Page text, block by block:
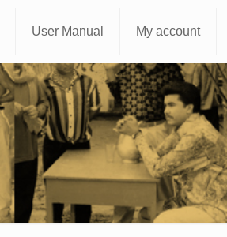
User Manual My account